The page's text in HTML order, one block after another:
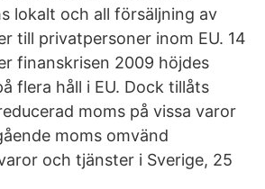
lokalt och all försäljning av
till privatpersoner inom EU. 14
finanskrisen 2009 höjdes
flera håll i EU. Dock tillåts
moms på vissa varor
moms omvänd
och tjänster i Sverige, 25